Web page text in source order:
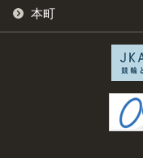
本町